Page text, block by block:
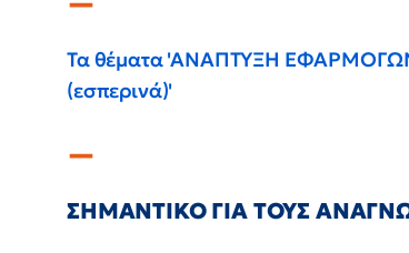
Τα θέματα 'ΑΝΑΠΤΥΞΗ
(εσπερινά)'
ΣΗΜΑΝΤΙΚΟ ΓΙΑ ΤΟΥΣ